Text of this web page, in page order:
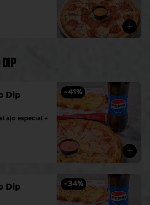
-41%
Dip
ajo especial +
-34%
Dip